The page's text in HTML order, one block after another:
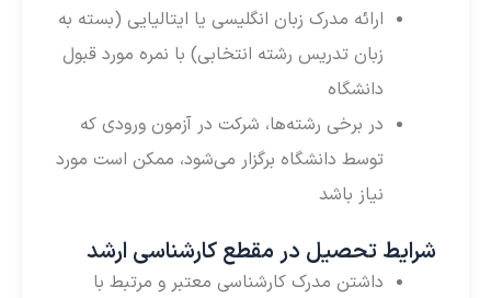
ارائه مدرک زبان انگلیسی یا ایتالیایی (بسته به
زبان تدریس رشته انتخابی) با نمره مورد قبول
دانشگاه
در برخی رشته‌ها، شرکت در آزمون ورودی که
توسط دانشگاه برگزار می‌شود، ممکن است مورد
نیاز باشد
شرایط تحصیل در مقطع کارشناسی ارشد
داشتن مدرک کارشناسی معتبر و مرتبط با